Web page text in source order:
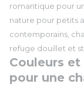
romantique pour
nature pour petits
contemporains,
refuge douillet et
Couleurs
pour une